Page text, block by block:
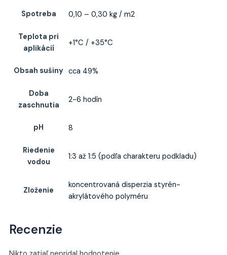
Spotreba 0,10 – 0,30 kg / m2
Teplota pri
aplikácií
+1°C / +35°C
Obsah sušiny cca 49%
Doba
zaschnutia
2-6 hodín
pH 8
Riedenie
vodou
1:3 až 1:5 (podľa charakteru podkladu)
Zloženie
koncentrovaná disperzia styrén-
akrylátového polyméru
Recenzie